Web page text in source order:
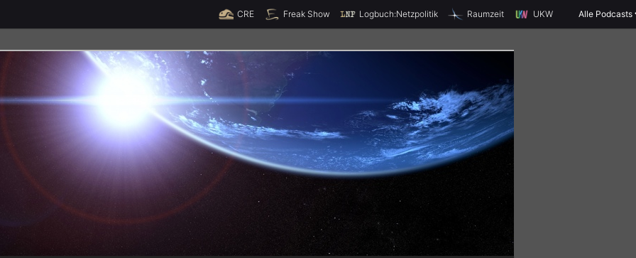
Spende jetzt!
CRE Freak Show Logbuch:Netzpolitik Raumzeit UKW Alle Podcasts